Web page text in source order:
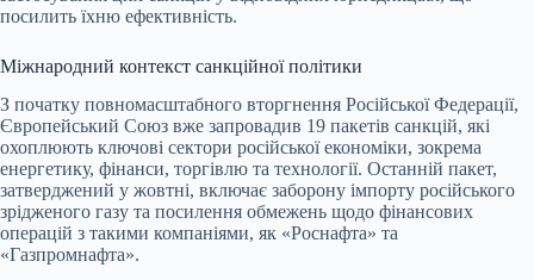
посилить їхню ефективність.
Міжнародний контекст санкційної політики
З початку повномасштабного вторгнення Російської Федерації,
Європейський Союз вже запровадив 19 пакетів санкцій, які
охоплюють ключові сектори російської економіки, зокрема
енергетику, фінанси, торгівлю та технології. Останній пакет,
затверджений у жовтні, включає заборону імпорту російського
зрідженого газу та посилення обмежень щодо фінансових
операцій з такими компаніями, як «Роснафта» та
«Газпромнафта».